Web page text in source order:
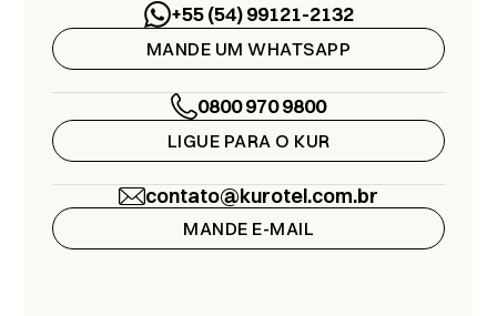
+55 (54) 99121-2132
MANDE UM WHATSAPP
0800 970 9800
LIGUE PARA O KUR
contato@kurotel.com.br
MANDE E-MAIL